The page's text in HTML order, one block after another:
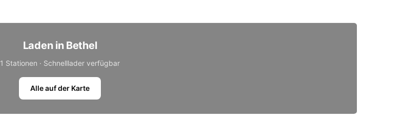
Laden in Bethel
1 Stationen · Schnelllader verfügbar
Alle auf der Karte